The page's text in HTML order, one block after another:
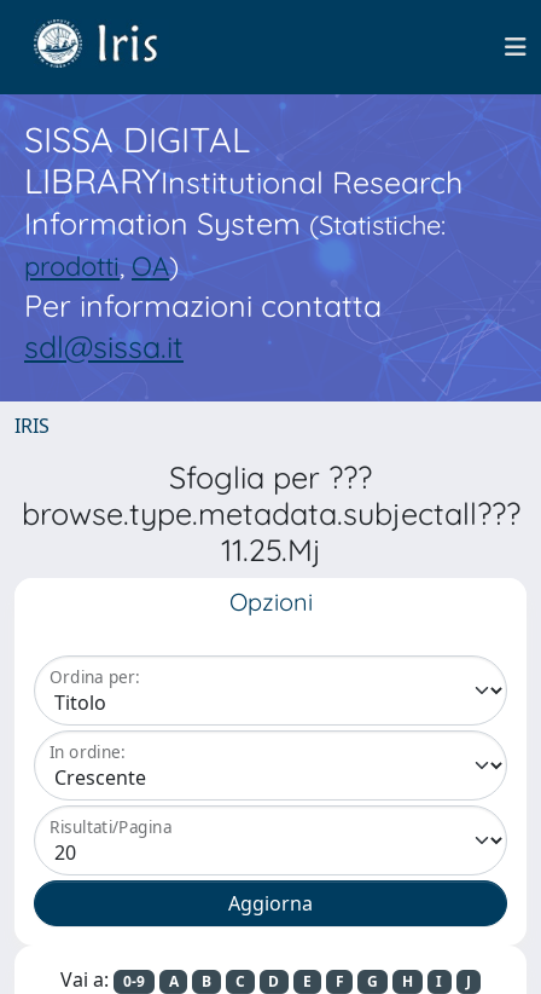
SISSA DIGITAL
LIBRARYInstitutional Research
Information System(Statistiche:
prodotti,OA)
Per informazioni contatta
sdl@sissa.it
IRIS
Sfoglia per ???
browse.type.metadata.subjectall???
11.25.Mj
Opzioni
Ordina per:
In ordine:
Risultati/Pagina
Vai a: 0-9 A B C D E F G H I
J